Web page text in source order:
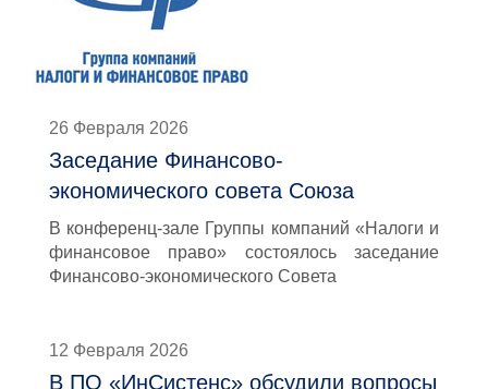
26 Февраля 2026
Заседание Финансово-
экономического совета Союза
В конференц-зале Группы компаний «Налоги и
финансовое право» состоялось заседание
Финансово-экономического Совета
12 Февраля 2026
В ПО «ИнСистенс» обсудили вопросы